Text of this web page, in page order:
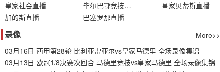
皇家社会直播
毕尔巴鄂竞技直播
皇家贝蒂斯直播
加的斯直播
巴塞罗那直播
录像
More>>
03月16日 西甲第28轮 比利亚雷亚尔vs皇家马德里 全场录像集锦
03月13日 欧冠1/8决赛次回合 马德里竞技vs皇家马德里 全场录像集锦